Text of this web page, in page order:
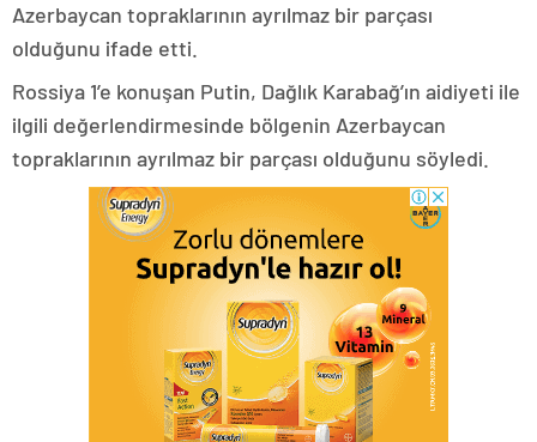
Azerbaycan topraklarının ayrılmaz bir parçası
olduğunu ifade etti.
Rossiya 1’e konuşan Putin, Dağlık Karabağ’ın aidiyeti ile
ilgili değerlendirmesinde bölgenin Azerbaycan
topraklarının ayrılmaz bir parçası olduğunu söyledi.